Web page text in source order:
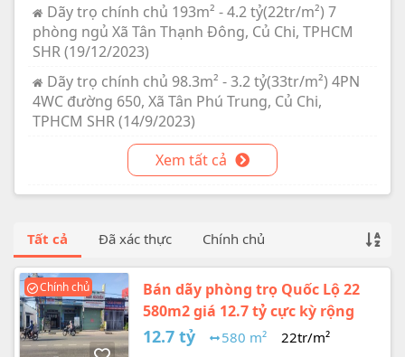
Dãy trọ chính chủ 193m² - 4.2 tỷ(22tr/m²) 7
phòng ngủ Xã Tân Thạnh Đông, Củ Chi, TPHCM
SHR (19/12/2023)
Dãy trọ chính chủ 98.3m² - 3.2 tỷ(33tr/m²) 4PN
4WC đường 650, Xã Tân Phú Trung, Củ Chi,
TPHCM SHR (14/9/2023)
Xem tất cả
Tất cả Đã xác thực Chính chủ
Chính chủ
Bán dãy phòng trọ Quốc Lộ 22
580m2 giá 12.7 tỷ cực kỳ rộng
12.7 tỷ 580 m² 22tr/m²